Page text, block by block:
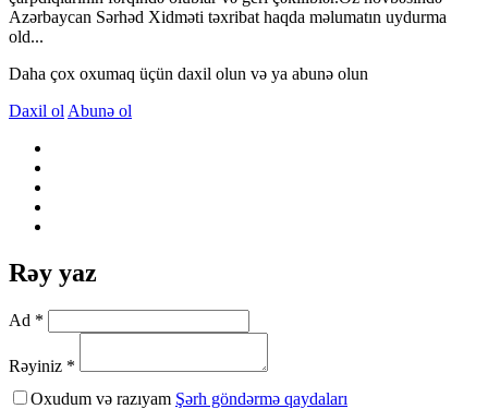
Azərbaycan Sərhəd Xidməti təxribat haqda məlumatın uydurma
old...
Daha çox oxumaq üçün daxil olun və ya abunə olun
Daxil ol Abunə ol
Rəy yaz
Ad *
Rəyiniz *
Oxudum və razıyam Şərh göndərmə qaydaları